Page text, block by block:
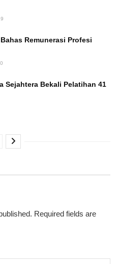
Remunerasi Profesi
Sejahtera Bekali Pelatihan 41
Required fields are